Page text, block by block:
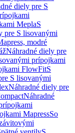
diely pre S
MeplaS
pre S lisovanými
modré
Náhradné diely pre
prípojkami
FlowFitS
S lisovanými
Náhradné diely pre
Náhradné
MapressSo